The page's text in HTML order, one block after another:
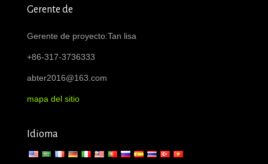
Gerente de
Gerente de proyecto:Tan lisa
+86-317-3736333
abter2016@163.com
mapa del sitio
Idioma